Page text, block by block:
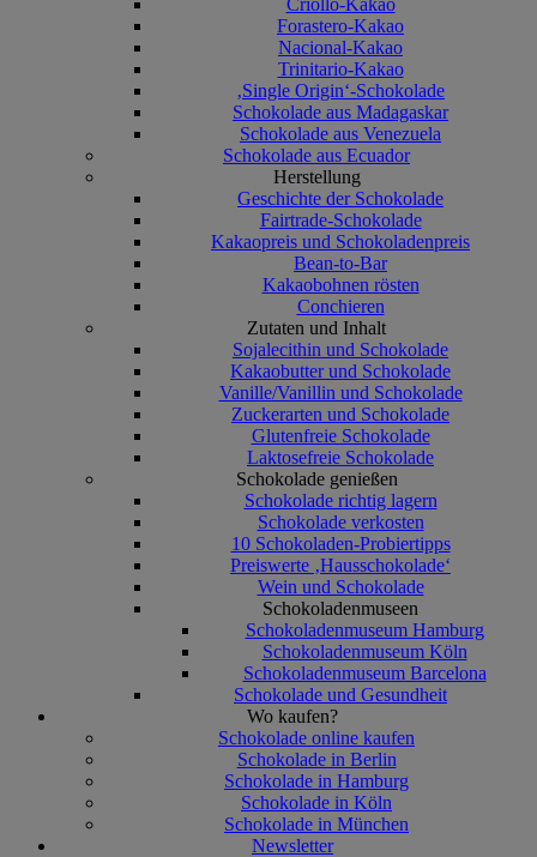
Criollo-Kakao
Forastero-Kakao
Nacional-Kakao
Trinitario-Kakao
‚Single Origin‘-Schokolade
Schokolade aus Madagaskar
Schokolade aus Venezuela
Schokolade aus Ecuador
Herstellung
Geschichte der Schokolade
Fairtrade-Schokolade
Kakaopreis und Schokoladenpreis
Bean-to-Bar
Kakaobohnen rösten
Conchieren
Zutaten und Inhalt
Sojalecithin und Schokolade
Kakaobutter und Schokolade
Vanille/Vanillin und Schokolade
Zuckerarten und Schokolade
Glutenfreie Schokolade
Laktosefreie Schokolade
Schokolade genießen
Schokolade richtig lagern
Schokolade verkosten
10 Schokoladen-Probiertipps
Preiswerte ‚Hausschokolade‘
Wein und Schokolade
Schokoladenmuseen
Schokoladenmuseum Hamburg
Schokoladenmuseum Köln
Schokoladenmuseum Barcelona
Schokolade und Gesundheit
Wo kaufen?
Schokolade online kaufen
Schokolade in Berlin
Schokolade in Hamburg
Schokolade in Köln
Schokolade in München
Newsletter